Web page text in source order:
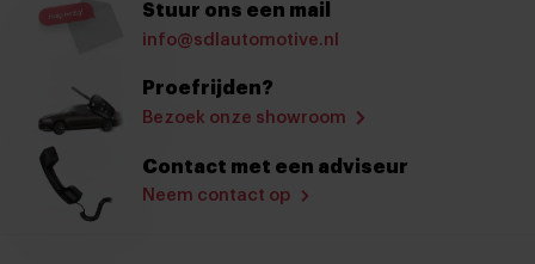
Schuif-/kanteldak
verwarmde zijspiegels
Zonnescherm zijruiten
Zonnescherm zijruiten
Stuur ons een mail
info@sdlautomotive.nl
Proefrijden?
Bezoek onze showroom
Contact met een adviseur
Neem contact op